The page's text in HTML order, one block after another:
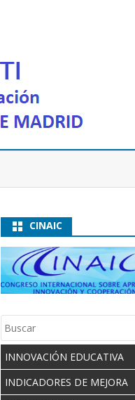
CINAIC
INNOVACIÓN EDUCATIVA
INDICADORES DE MEJORA